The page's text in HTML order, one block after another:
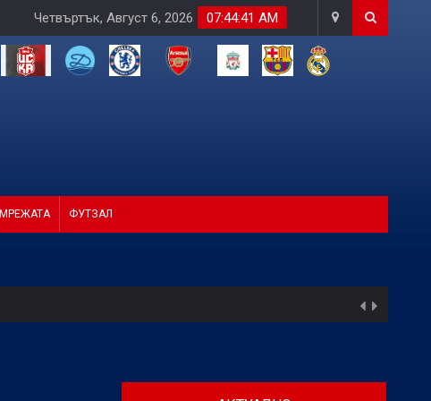
07:44:42 AM
Четвъртък, Август 6, 2026
МРЕЖАТА ФУТЗАЛ